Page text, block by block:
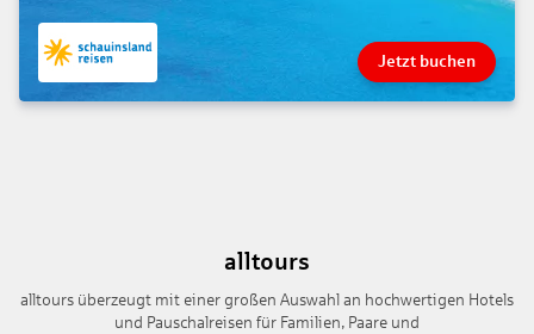
Jetzt buchen
alltours
alltours überzeugt mit einer großen Auswahl an hochwertigen Hotels
und Pauschalreisen für Familien, Paare und